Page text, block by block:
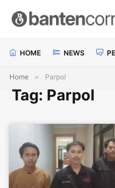
HOME NEWS
Home » Parpol
Tag: Parpol